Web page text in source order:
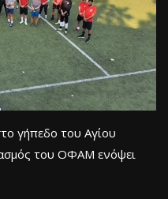
γήπεδο του Αγίου
του ΟΦΑΜ ενόψει